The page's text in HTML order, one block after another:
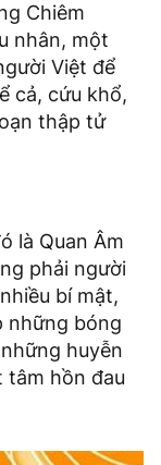
Chiêm
nhân, một
Việt để
cả, cứu khổ,
thập tử
là Quan Âm
phải người
bí mật,
những bóng
huyễn
hồn đau